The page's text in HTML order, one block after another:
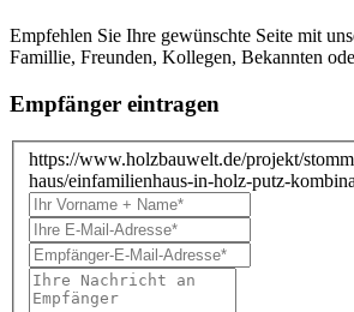
Empfehlen Sie Ihre gewünschte Seite mit
Famillie, Freunden, Kollegen, Bekannten
Empfänger eintragen
https://www.holzbauwelt.de/projekt/
haus/einfamilienhaus-in-holz-putz-